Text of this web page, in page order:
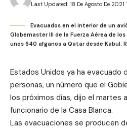
Last Updated: 18 De Agosto De 2021
Evacuados en el interior de un
Globemaster III de la Fuerza Aérea de
unos 640 afganos a Qatar desde Kabul.
Estados Unidos ya ha evacuado
personas, un número que el
los próximos días, dijo el martes
funcionario de la Casa Blanca.
Las evacuaciones se producen